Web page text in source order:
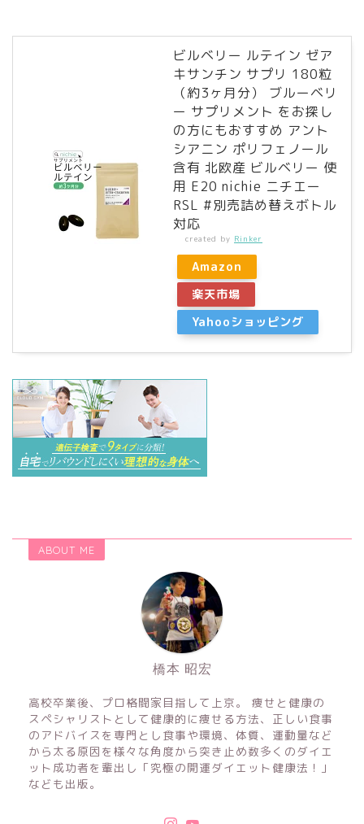
ビルベリー ルテイン ゼア
キサンチン サプリ 180粒
（約3ヶ月分） ブルーベリ
ー サプリメント をお探し
の方にもおすすめ アント
シアニン ポリフェノール
含有 北欧産 ビルベリー 使
用 E20 nichie ニチエー
RSL #別売詰め替えボトル
対応
created by Rinker
Amazon
楽天市場
Yahooショッピング
ABOUT ME
橋本 昭宏
高校卒業後、プロ格闘家目指して上京。 痩せと健康の
スペシャリストとして健康的に痩せる方法、正しい食事
のアドバイスを専門とし食事や環境、体質、運動量など
から太る原因を様々な角度から突き止め数多くのダイエ
ット成功者を輩出し「究極の開運ダイエット健康法！」
なども出版。